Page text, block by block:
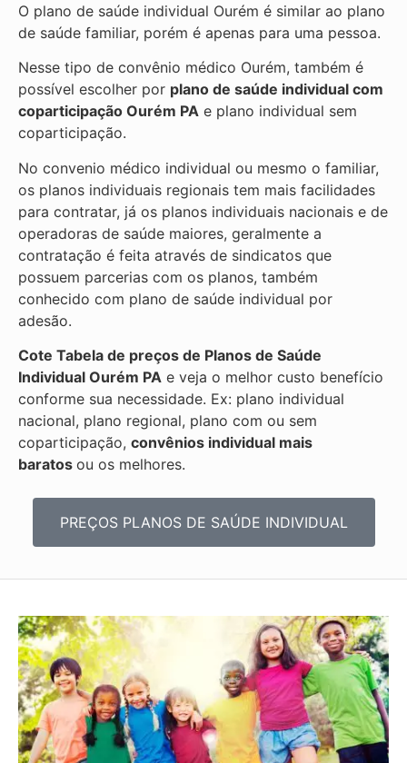
O plano de saúde individual Ourém é similar ao plano
de saúde familiar, porém é apenas para uma pessoa.
Nesse tipo de convênio médico Ourém, também é
possível escolher por plano de saúde individual com
coparticipação Ourém PA e plano individual sem
coparticipação.
No convenio médico individual ou mesmo o familiar,
os planos individuais regionais tem mais facilidades
para contratar, já os planos individuais nacionais e de
operadoras de saúde maiores, geralmente a
contratação é feita através de sindicatos que
possuem parcerias com os planos, também
conhecido com plano de saúde individual por
adesão.
Cote Tabela de preços de Planos de Saúde
Individual Ourém PA e veja o melhor custo benefício
conforme sua necessidade. Ex: plano individual
nacional, plano regional, plano com ou sem
coparticipação, convênios individual mais
baratos ou os melhores.
PREÇOS PLANOS DE SAÚDE INDIVIDUAL